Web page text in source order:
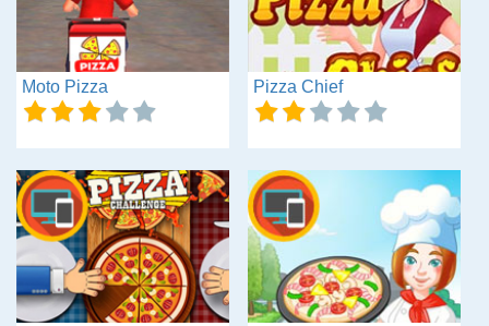
Moto Pizza Pizza Chief